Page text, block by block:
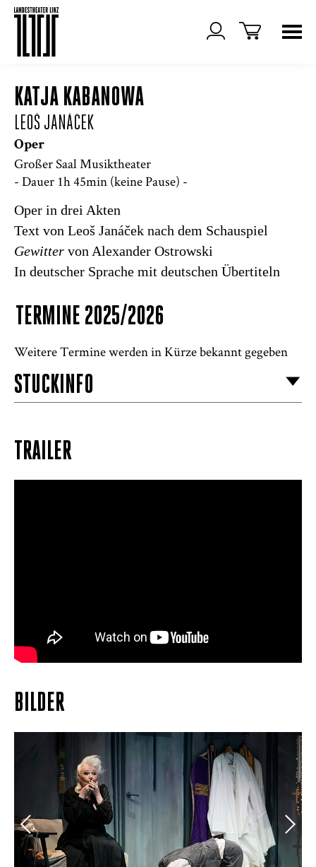
KATJA KABANOWA
LEOŠ JANÁČEK
Oper
Großer Saal Musiktheater
- Dauer 1h 45min (keine Pause) -
Oper in drei Akten
Text von Leoš Janáček nach dem Schauspiel
Gewitter von Alexander Ostrowski
In deutscher Sprache mit deutschen Übertiteln
TERMINE 2025/2026
Weitere Termine werden in Kürze bekannt gegeben
STÜCKINFO
TRAILER
BILDER